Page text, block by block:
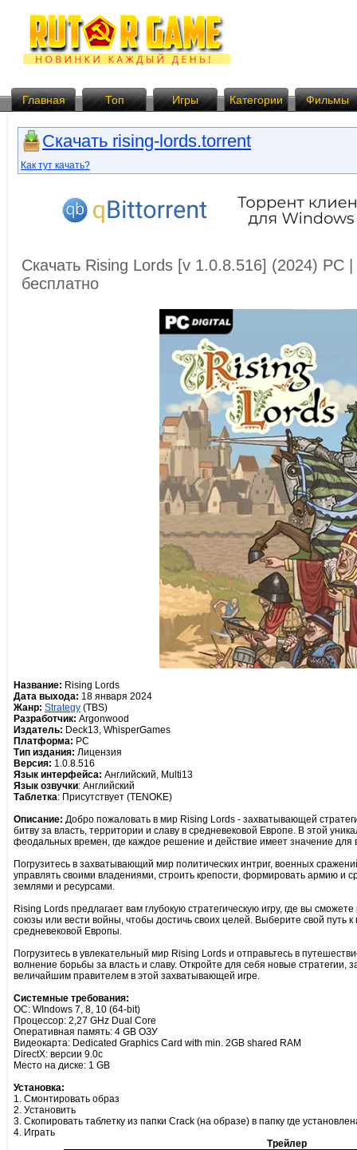
Главная Топ Игры Категории Фильмы
Скачать rising-lords.torrent
Как тут качать?
Скачать Rising Lords [v 1.0.8.516] (2024) PC
бесплатно
Название: Rising Lords
Дата выхода: 18 января 2024
Жанр: Strategy (TBS)
Разработчик: Argonwood
Издатель: Deck13, WhisperGames
Платформа: PC
Тип издания: Лицензия
Версия: 1.0.8.516
Язык интерфейса: Английский, Multi13
Язык озвучки: Английский
Таблетка: Присутствует (TENOKE)
Описание: Добро пожаловать в мир Rising Lords - захватывающей
битву за власть, территории и славу в средневековой Европе. В этой
феодальных времен, где каждое решение и действие имеет значение
Погрузитесь в захватывающий мир политических интриг, военных
управлять своими владениями, строить крепости, формировать армию и
землями и ресурсами.
Rising Lords предлагает вам глубокую стратегическую игру, где вы
союзы или вести войны, чтобы достичь своих целей. Выберите свой путь
средневековой Европы.
Погрузитесь в увлекательный мир Rising Lords и отправьтесь в
волнение борьбы за власть и славу. Откройте для себя новые стратегии,
величайшим правителем в этой захватывающей игре.
Системные требования:
ОС: WIndows 7, 8, 10 (64-bit)
Процессор: 2,27 GHz Dual Core
Оперативная память: 4 GB ОЗУ
Видеокарта: Dedicated Graphics Card with min. 2GB shared RAM
DirectX: версии 9.0c
Место на диске: 1 GB
Установка:
1. Смонтировать образ
2. Установить
3. Скопировать таблетку из папки Crack (на образе) в папку где
4. Играть
Трейлер